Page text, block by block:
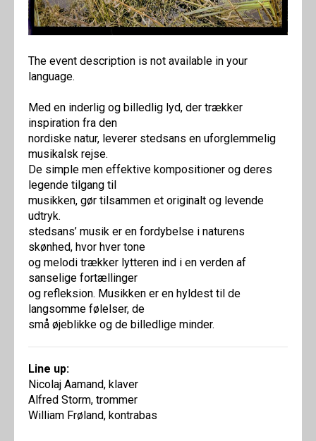
The event description is not available in your
language.
Med en inderlig og billedlig lyd, der trækker
inspiration fra den
nordiske natur, leverer stedsans en uforglemmelig
musikalsk rejse.
De simple men effektive kompositioner og deres
legende tilgang til
musikken, gør tilsammen et originalt og levende
udtryk.
stedsans’ musik er en fordybelse i naturens
skønhed, hvor hver tone
og melodi trækker lytteren ind i en verden af
sanselige fortællinger
og refleksion. Musikken er en hyldest til de
langsomme følelser, de
små øjeblikke og de billedlige minder.
Line up:
Nicolaj Aamand, klaver
Alfred Storm, trommer
William Frøland, kontrabas